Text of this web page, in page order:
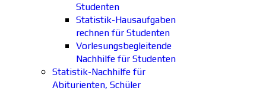
Studenten
Statistik-Hausaufgaben
rechnen für Studenten
Vorlesungsbegleitende
Nachhilfe für Studenten
Statistik-Nachhilfe für
Abiturienten, Schüler